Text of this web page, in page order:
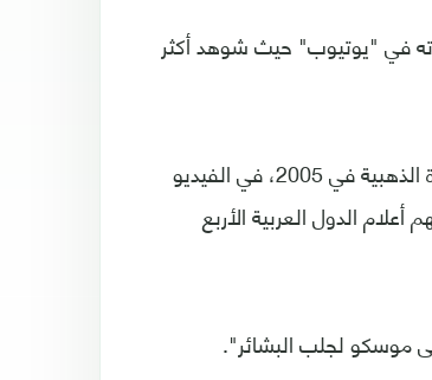
في "يوتيوب" حيث شوهد أكثر
ويظهر النجم البرازيلي، بطل العالم مع فريقه في 2002 والحائز جائزة الكرة الذهبية في 2005، في الفيديو
الدول العربية الأربع
موسكو لجلب البشائر".